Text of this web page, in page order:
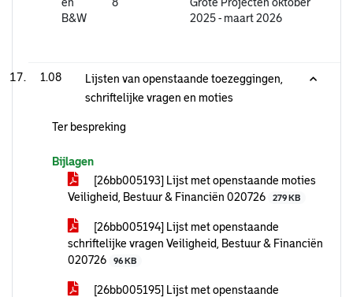
en
B&W
8
Grote Projecten oktober
2025 - maart 2026
1.08
Lijsten van openstaande toezeggingen,
schriftelijke vragen en moties
Ter bespreking
Bijlagen
[26bb005193] Lijst met openstaande moties
Veiligheid, Bestuur & Financiën 020726
279 KB
[26bb005194] Lijst met openstaande
schriftelijke vragen Veiligheid, Bestuur & Financiën
020726
96 KB
[26bb005195] Lijst met openstaande